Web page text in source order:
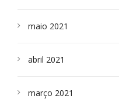
maio 2021
abril 2021
março 2021